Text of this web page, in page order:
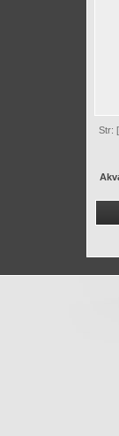
Str: [